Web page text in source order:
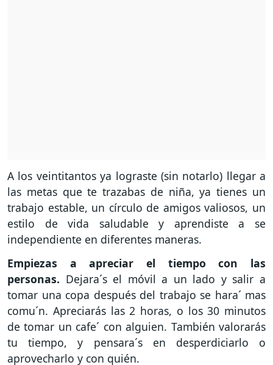
A los veintitantos ya lograste (sin notarlo) llegar a
las metas que te trazabas de niña, ya tienes un
trabajo estable, un círculo de amigos valiosos, un
estilo de vida saludable y aprendiste a se
independiente en diferentes maneras.
Empiezas a apreciar el tiempo con las
personas. Dejara´s el móvil a un lado y salir a
tomar una copa después del trabajo se hara´ mas
comu´n. Apreciarás las 2 horas, o los 30 minutos
de tomar un cafe´ con alguien. También valorarás
tu tiempo, y pensara´s en desperdiciarlo o
aprovecharlo y con quién.